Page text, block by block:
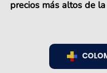
precios más altos de